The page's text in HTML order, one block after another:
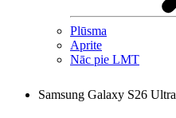
Plūsma
Aprite
Nāc pie LMT
Samsung Galaxy S26 Ultra